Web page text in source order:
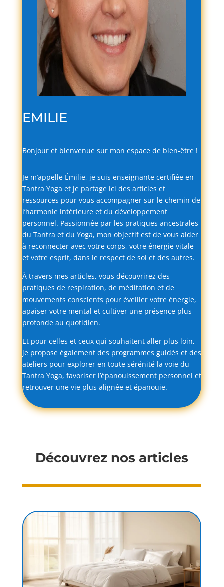
EMILIE
Bonjour et bienvenue sur mon espace de bien-être !
Je m’appelle Émilie, je suis enseignante certifiée en
Tantra Yoga et je partage ici des articles et
ressources pour vous accompagner sur le chemin de
l’harmonie intérieure et du développement
personnel. Passionnée par les pratiques ancestrales
du Tantra et du Yoga, mon objectifest de vous aider
à reconnecter avec votre corps, votre énergie vitale
et votre esprit, dans le respect de soi et des autres.
À travers mes articles, vous découvrirez des
pratiques de respiration, de méditation et de
mouvements conscients pour éveiller votre énergie,
apaiser votre mental et cultiver une présence plus
profonde au quotidien.
Et pour celles et ceux qui souhaitent aller plus loin,
je propose également des programmes guidés et des
ateliers pour explorer en toute sérénité la voie du
Tantra Yoga, favoriser l’épanouissement personnel et
retrouver une vie plus alignée et épanouie.
Découvrez nos articles